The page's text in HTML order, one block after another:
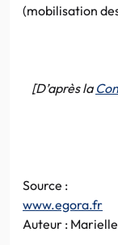
(mobilisation
[D’après la
Source :
www.egora.fr
Auteur :